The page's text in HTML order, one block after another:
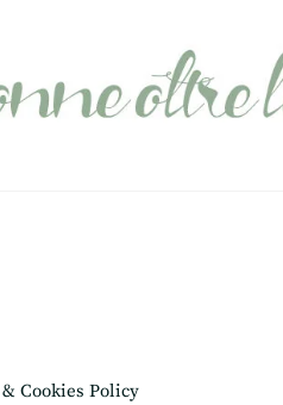
Cookies Policy